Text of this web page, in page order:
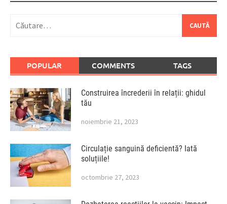
după:
POPULAR COMMENTS TAGS
Construirea încrederii în relații: ghidul
tău
noiembrie 21, 2023
Circulație sanguină deficientă? Iată
soluțiile!
octombrie 27, 2023